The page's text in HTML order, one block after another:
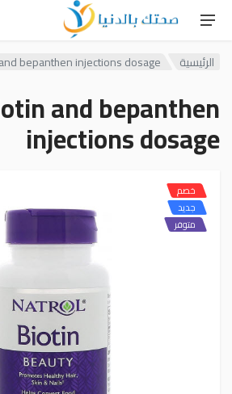
الرئيسية bepanthen injections dosage
and bepanthen
injections dosage
خصم
جديد
متوفر